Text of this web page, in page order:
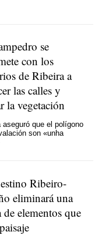
se
con los
de Ribeira a
las calles y
la vegetación
aseguró que el polígono
son «unha
Ribeiro-
eliminará una
de elementos que